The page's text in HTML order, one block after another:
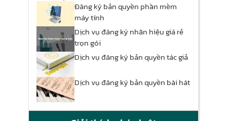
Đăng ký bản quyền phần mềm
máy tính
Dịch vụ đăng ký nhãn hiệu giá rẻ
trọn gói
Dịch vụ đăng ký bản quyền tác giả
Dịch vụ đăng ký bản quyền bài hát